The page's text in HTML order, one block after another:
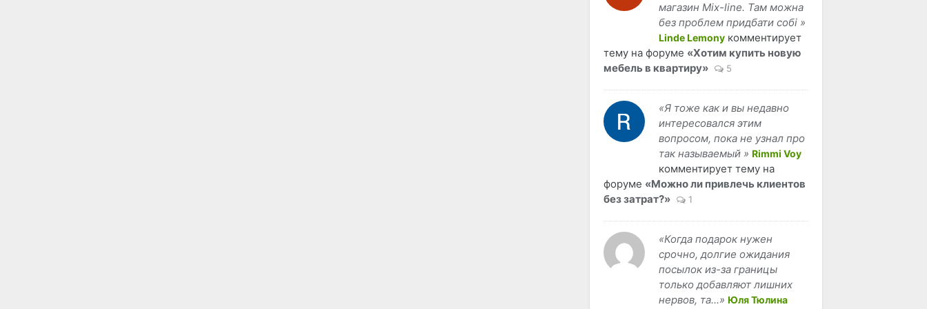
магазин Mix-line. Там можна
без проблем придбати собі »
Linde Lemony комментирует
тему на форуме «Хотим купить новую
мебель в квартиру»
5
«Я тоже как и вы недавно
интересовался этим
вопросом, пока не узнал про
так называемый » Rimmi Voy
комментирует тему на
форуме «Можно ли привлечь клиентов
без затрат?»
1
«Когда подарок нужен
срочно, долгие ожидания
посылок из-за границы
только добавляют лишних
нервов, та...» Юля Тюлина